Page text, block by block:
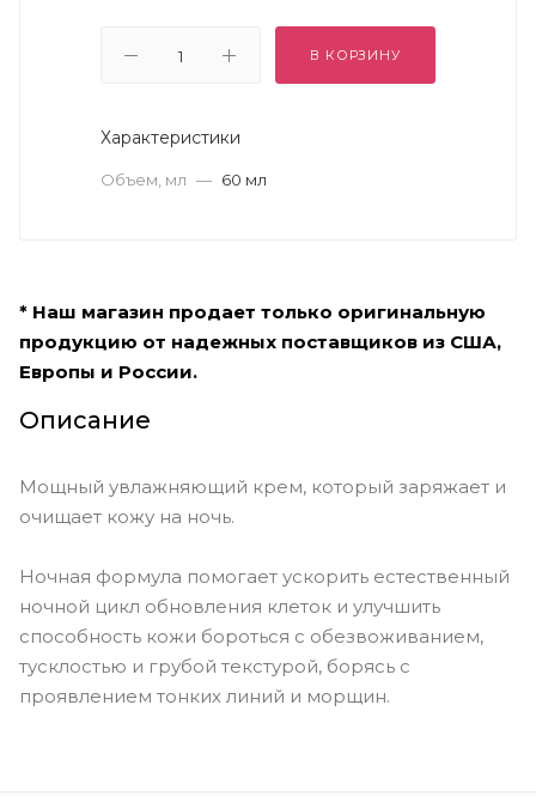
В КОРЗИНУ
Характеристики
Объем, мл — 60 мл
* Наш магазин продает только оригинальную
продукцию от надежных поставщиков из США,
Европы и России.
Описание
Мощный увлажняющий крем, который заряжает и
очищает кожу на ночь.
Ночная формула помогает ускорить естественный
ночной цикл обновления клеток и улучшить
способность кожи бороться с обезвоживанием,
тусклостью и грубой текстурой, борясь с
проявлением тонких линий и морщин.